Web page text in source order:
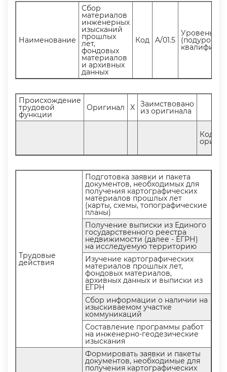
Наименование
Сбор
материало
инженерных
изысканий
прошлых
лет,
фондовых
материало
и архивных
данных
Код A/01.5
Уровень
Происхождение
трудовой
функции
Оригинал X Заимствовано
из оригинала
Код
Трудовые
действия
Подготовка заявки и пакета
документов, необходимых для
получения картографических
материалов прошлых лет
(карты, схемы, топографические
планы)
Получение выписки из Единого
осударственного реестра
недвижимости (далее - ЕГРН)
на исследуемую территорию
Изучение картографических
материалов прошлых лет,
фондовых материалов,
архивных данных и выписки из
ЕГРН
Сбор информации о наличии на
изыскиваемом участке
коммуникаций
Составление программы работ
на инженерно-геодезические
изыскания
Формировать заявки и пакеты
документов, необходимые для
получения картографических